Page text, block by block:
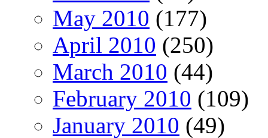
May 2010 (177)
April 2010 (250)
March 2010 (44)
February 2010 (109)
January 2010 (49)